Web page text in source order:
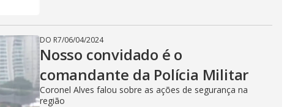
DO R7/06/04/2024
Nosso convidado é o
comandante da Polícia Militar
Coronel Alves falou sobre as ações de segurança na
região